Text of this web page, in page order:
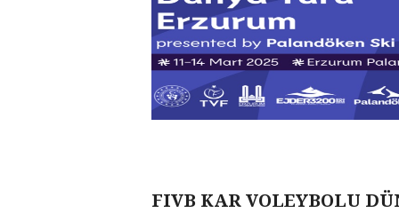
FIVB KAR VOLEYBOLU